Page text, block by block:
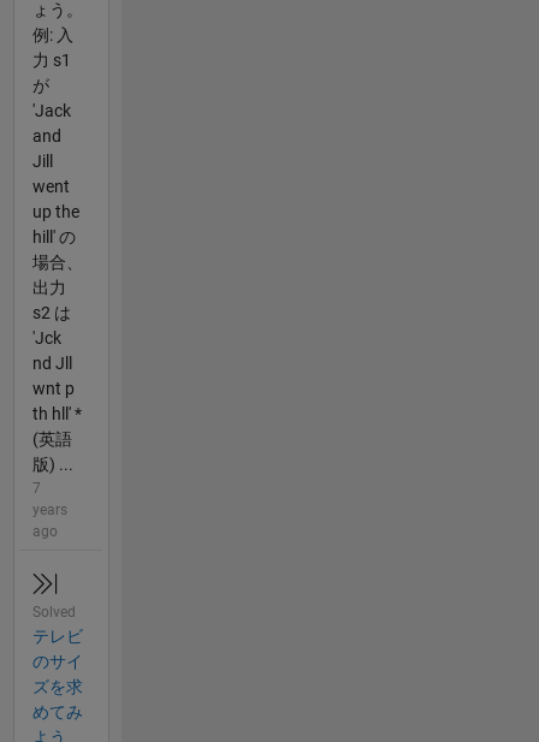
ょう。
例: 入
力 s1
が
'Jack
and
Jill
went
up the
hill' の
場合、
出力
s2 は
'Jck
nd Jll
wnt p
th hll' *
(英語
版) ...
7
years
ago
Solved
テレビ
のサイ
ズを求
めてみ
よう